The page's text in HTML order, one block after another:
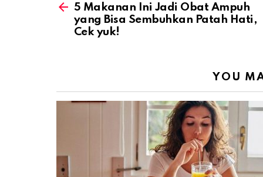
more5 Makanan Ini Jadi Obat Ampuh
yang Bisa Sembuhkan Patah Hati,
Cek yuk!
YOU